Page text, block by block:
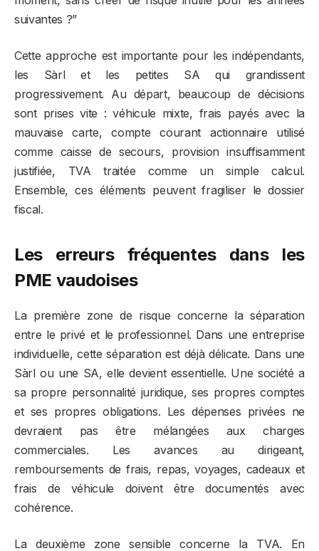
suivantes ?”
Cette approche est importante pour les indépendants,
les Sàrl et les petites SA qui grandissent
progressivement. Au départ, beaucoup de décisions
sont prises vite : véhicule mixte, frais payés avec la
mauvaise carte, compte courant actionnaire utilisé
comme caisse de secours, provision insuffisamment
justifiée, TVA traitée comme un simple calcul.
Ensemble, ces éléments peuvent fragiliser le dossier
fiscal.
Les erreurs fréquentes dans les
PME vaudoises
La première zone de risque concerne la séparation
entre le privé et le professionnel. Dans une entreprise
individuelle, cette séparation est déjà délicate. Dans une
Sàrl ou une SA, elle devient essentielle. Une société a
sa propre personnalité juridique, ses propres comptes
et ses propres obligations. Les dépenses privées ne
devraient pas être mélangées aux charges
commerciales. Les avances au dirigeant,
remboursements de frais, repas, voyages, cadeaux et
frais de véhicule doivent être documentés avec
cohérence.
La deuxième zone sensible concerne la TVA. En